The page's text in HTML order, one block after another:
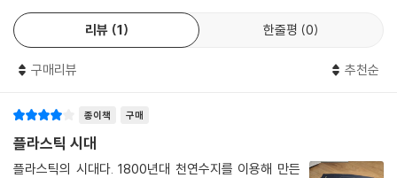
리뷰 1 한줄평 0
구매리뷰 추천순
종이책 구매
플라스틱 시대
플라스틱의 시대다. 1800년대 천연수지를 이용해 만든